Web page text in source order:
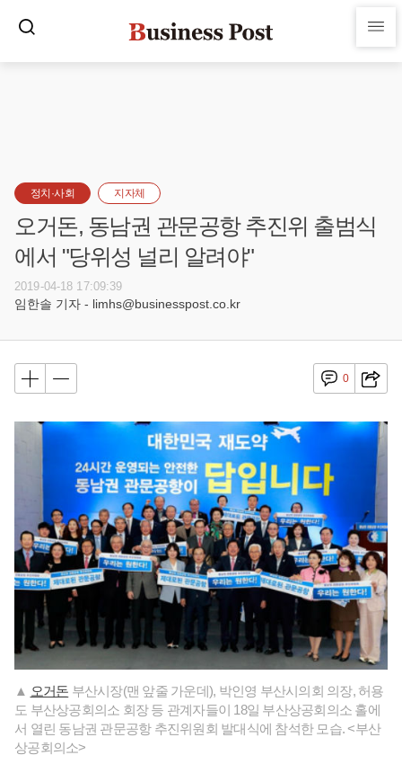
정치·사회 지자체
오거돈, 동남권 관문공항 추진위 출범식
에서 "당위성 널리 알려야"
2019-04-18 17:09:39
임한솔 기자 - limhs@businesspost.co.kr
0
▲ 오거돈 부산시장(맨 앞줄 가운데), 박인영 부산시의회 의장, 허용
도 부산상공회의소 회장 등 관계자들이 18일 부산상공회의소 홀에
서 열린 동남권 관문공항 추진위원회 발대식에 참석한 모습. <부산
상공회의소>